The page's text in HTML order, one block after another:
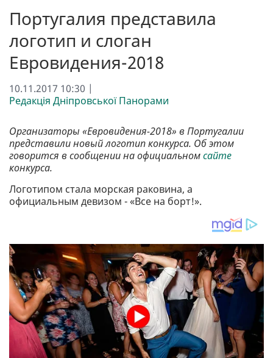
Португалия представила
логотип и слоган
Евровидения-2018
10.11.2017 10:30 |
Редакція Дніпровської Панорами
Организаторы «Евровидения-2018» в Португалии
представили новый логотип конкурса. Об этом
говорится в сообщении на официальномсайте
конкурса.
Логотипом стала морская раковина, а
официальным девизом - «Все на борт!».